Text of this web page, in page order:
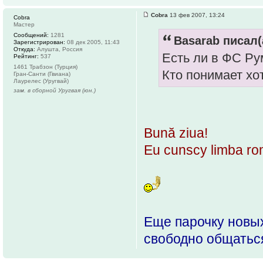
Cobra 13 фев 2007, 13:24
Basarab
Есть ли в ФС
Кто понимает
Bună ziua!
Еu cunscу limba
Еще парочку
свободно
Cobra
Мастер
Сообщений: 1281
Зарегистрирован: 08 дек 2005, 11:43
Откуда: Алушта, Россия
Рейтинг: 537
1461 Трабзон (Турция)
Гран-Санти (Гвиана)
Лаурелес (Уругвай)
зам. в сборной Уругвая (юн.)